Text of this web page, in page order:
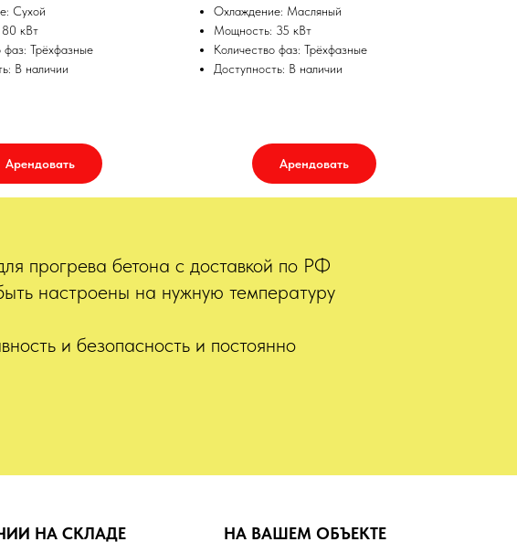
Сухой
кВт
фаз: Трёхфазные
В наличии
Арендовать
Охлаждение: Масляный
Мощность: 35 кВт
Количество фаз: Трёхфазные
Доступность: В наличии
Арендовать
прогрева бетона с доставкой по РФ
настроены на нужную температуру
и безопасность и постоянно
НА СКЛАДЕ НА ВАШЕМ ОБЪЕКТЕ